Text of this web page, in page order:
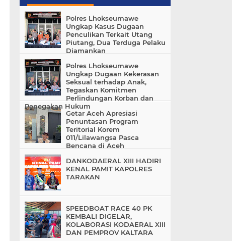
Polres Lhokseumawe
Ungkap Kasus Dugaan
Penculikan Terkait Utang
Piutang, Dua Terduga Pelaku
Diamankan
Polres Lhokseumawe
Ungkap Dugaan Kekerasan
Seksual terhadap Anak,
Tegaskan Komitmen
Perlindungan Korban dan
Penegakan Hukum
Getar Aceh Apresiasi
Penuntasan Program
Teritorial Korem
011/Lilawangsa Pasca
Bencana di Aceh
DANKODAERAL XIII HADIRI
KENAL PAMIT KAPOLRES
TARAKAN
SPEEDBOAT RACE 40 PK
KEMBALI DIGELAR,
KOLABORASI KODAERAL XIII
DAN PEMPROV KALTARA